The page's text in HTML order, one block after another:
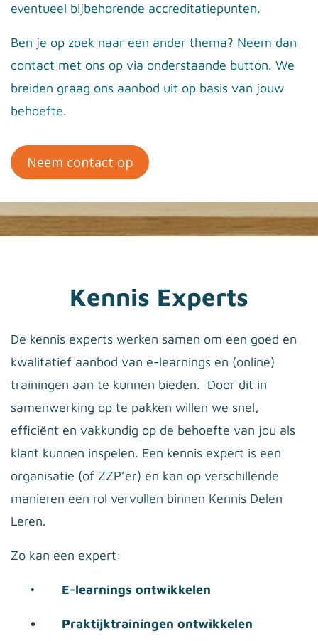
eventueel bijbehorende accreditatiepunten.
Ben je op zoek naar een ander thema? Neem dan
contact met ons op via onderstaande button. We
breiden graag ons aanbod uit op basis van jouw
behoefte.
Neem contact op
Kennis Experts
De kennis experts werken samen om een goed en
kwalitatief aanbod van e-learnings en (online)
trainingen aan te kunnen bieden. Door dit in
samenwerking op te pakken willen we snel,
efficiënt en vakkundig op de behoefte van jou als
klant kunnen inspelen. Een kennis expert is een
organisatie (of ZZP’er) en kan op verschillende
manieren een rol vervullen binnen Kennis Delen
Leren.
Zo kan een expert:
• E-learnings ontwikkelen
• Praktijktrainingen ontwikkelen